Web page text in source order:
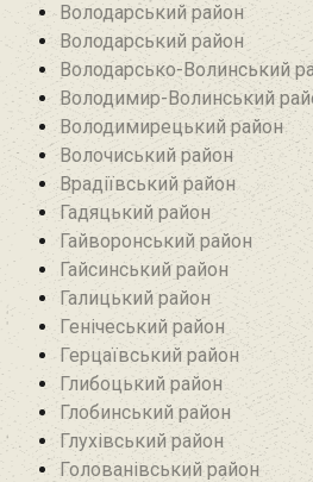
Володарський район
Володарський район
Володарсько-Волинський
Володимир-Волинський
Володимирецький район‎
Волочиський район
Врадіївський район‎
Гадяцький район
Гайворонський район
Гайсинський район
Галицький район
Генічеський район
Герцаївський район
Глибоцький район
Глобинський район
Глухівський район‎
Голованівський район